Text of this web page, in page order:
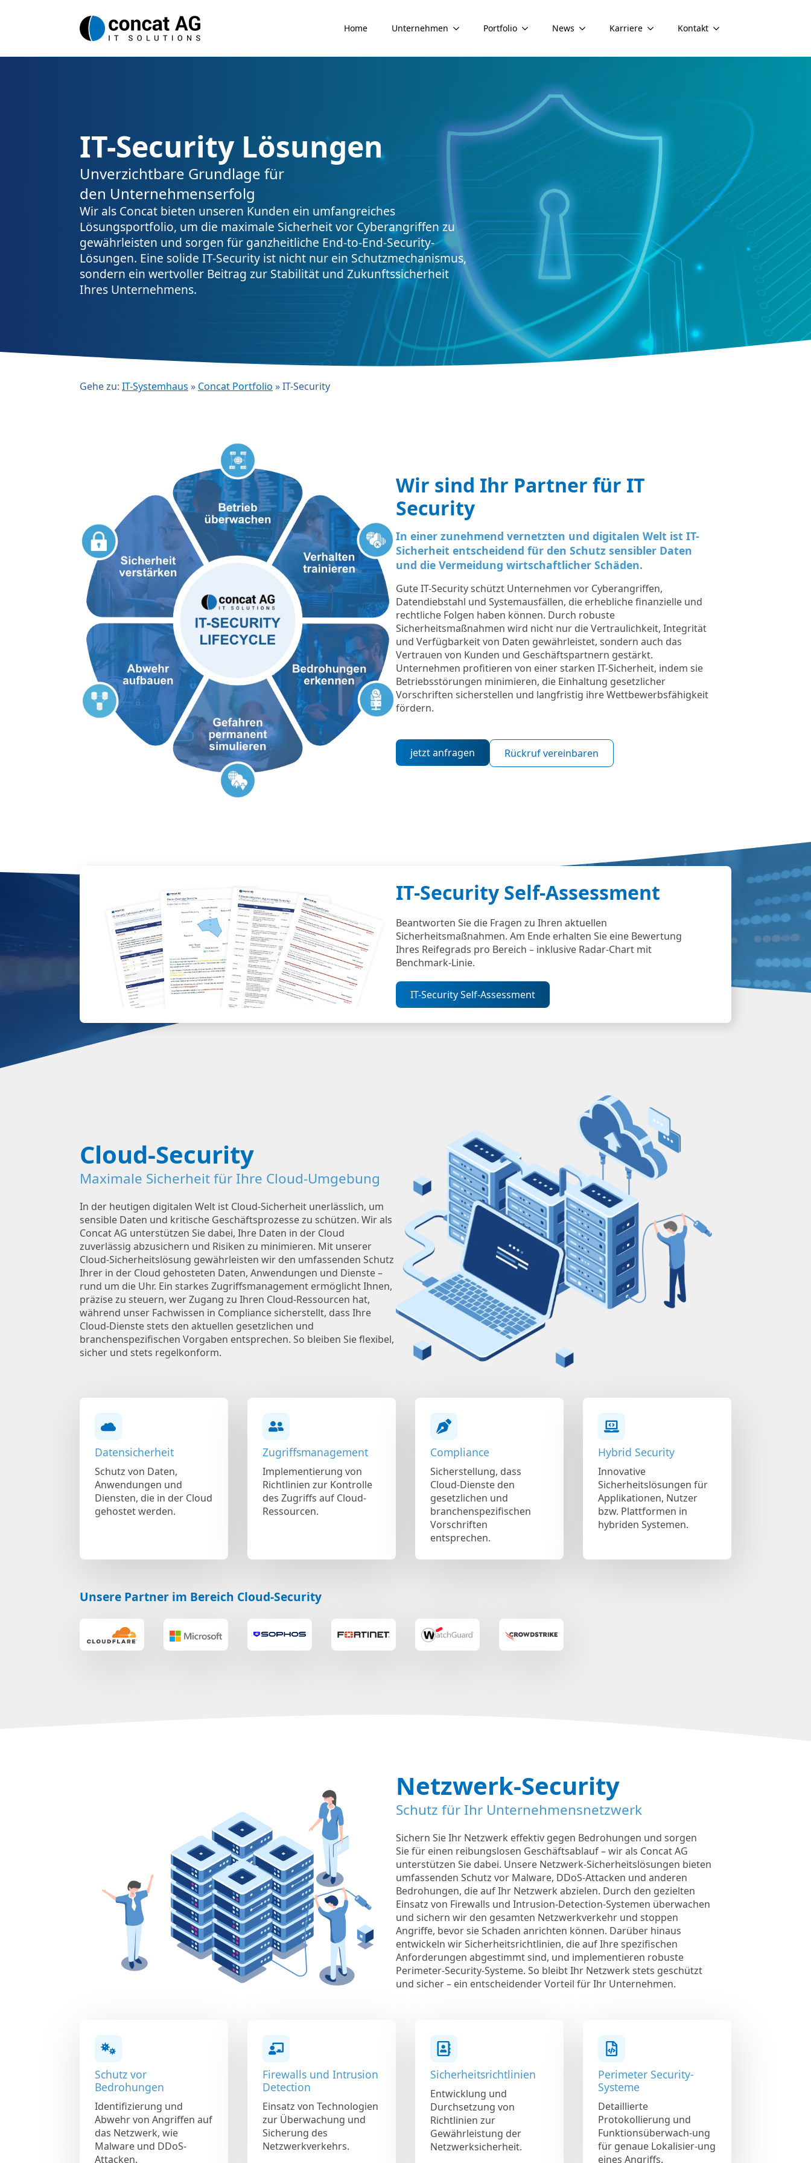
Home Unternehmen Portfolio News Karriere Kontakt
IT-Security Lösungen
Unverzichtbare Grundlage für
den Unternehmenserfolg
Wir als Concat bieten unseren Kunden ein umfangreiches
Lösungsportfolio, um die maximale Sicherheit vor Cyberangriffen zu
gewährleisten und sorgen für ganzheitliche End-to-End-Security-
Lösungen. Eine solide IT-Security ist nicht nur ein Schutzmechanismus,
sondern ein wertvoller Beitrag zur Stabilität und Zukunftssicherheit
Ihres Unternehmens.
Gehe zu: IT-Systemhaus » Concat Portfolio »IT-Security
Wir sind Ihr Partner für IT
Security
In einer zunehmend vernetzten und digitalen Welt ist IT-
Sicherheit entscheidend für den Schutz sensibler Daten
und die Vermeidung wirtschaftlicher Schäden.
Gute IT-Security schützt Unternehmen vor Cyberangriffen,
Datendiebstahl und Systemausfällen, die erhebliche finanzielle und
rechtliche Folgen haben können. Durch robuste
Sicherheitsmaßnahmen wird nicht nur die Vertraulichkeit, Integrität
und Verfügbarkeit von Daten gewährleistet, sondern auch das
Vertrauen von Kunden und Geschäftspartnern gestärkt.
Unternehmen profitieren von einer starken IT-Sicherheit, indem sie
Betriebsstörungen minimieren, die Einhaltung gesetzlicher
Vorschriften sicherstellen und langfristig ihre Wettbewerbsfähigkeit
fördern.
jetzt anfragen Rückruf vereinbaren
IT-Security Self-Assessment
Beantworten Sie die Fragen zu Ihren aktuellen
Sicherheitsmaßnahmen. Am Ende erhalten Sie eine Bewertung
Ihres Reifegrads pro Bereich – inklusive Radar-Chart mit
Benchmark-Linie.
IT-Security Self-Assessment
Cloud-Security
Maximale Sicherheit für Ihre Cloud-Umgebung
In der heutigen digitalen Welt ist Cloud-Sicherheit unerlässlich, um
sensible Daten und kritische Geschäftsprozesse zu schützen. Wir als
Concat AG unterstützen Sie dabei, Ihre Daten in der Cloud
zuverlässig abzusichern und Risiken zu minimieren. Mit unserer
Cloud-Sicherheitslösung gewährleisten wir den umfassenden Schutz
Ihrer in der Cloud gehosteten Daten, Anwendungen und Dienste –
rund um die Uhr. Ein starkes Zugriffsmanagement ermöglicht Ihnen,
präzise zu steuern, wer Zugang zu Ihren Cloud-Ressourcen hat,
während unser Fachwissen in Compliance sicherstellt, dass Ihre
Cloud-Dienste stets den aktuellen gesetzlichen und
branchenspezifischen Vorgaben entsprechen. So bleiben Sie flexibel,
sicher und stets regelkonform.
Datensicherheit
Schutz von Daten,
Anwendungen und
Diensten, die in der Cloud
gehostet werden.
Zugriffsmanagement
Implementierung von
Richtlinien zur Kontrolle
des Zugriffs auf Cloud-
Ressourcen.
Compliance
Sicherstellung, dass
Cloud-Dienste den
gesetzlichen und
branchenspezifischen
Vorschriften
entsprechen.
Hybrid Security
Innovative
Sicherheitslösungen für
Applikationen, Nutzer
bzw. Plattformen in
hybriden Systemen.
Unsere Partner im Bereich Cloud-Security
Netzwerk-Security
Schutz für Ihr Unternehmensnetzwerk
Sichern Sie Ihr Netzwerk effektiv gegen Bedrohungen und sorgen
Sie für einen reibungslosen Geschäftsablauf – wir als Concat AG
unterstützen Sie dabei. Unsere Netzwerk-Sicherheitslösungen bieten
umfassenden Schutz vor Malware, DDoS-Attacken und anderen
Bedrohungen, die auf Ihr Netzwerk abzielen. Durch den gezielten
Einsatz von Firewalls und Intrusion-Detection-Systemen überwachen
und sichern wir den gesamten Netzwerkverkehr und stoppen
Angriffe, bevor sie Schaden anrichten können. Darüber hinaus
entwickeln wir Sicherheitsrichtlinien, die auf Ihre spezifischen
Anforderungen abgestimmt sind, und implementieren robuste
Perimeter-Security-Systeme. So bleibt Ihr Netzwerk stets geschützt
und sicher – ein entscheidender Vorteil für Ihr Unternehmen.
Schutz vor
Bedrohungen
Identifizierung und
Abwehr von Angriffen auf
das Netzwerk, wie
Malware und DDoS-
Attacken.
Firewalls und Intrusion
Detection
Einsatz von Technologien
zur Überwachung und
Sicherung des
Netzwerkverkehrs.
Sicherheitsrichtlinien
Entwicklung und
Durchsetzung von
Richtlinien zur
Gewährleistung der
Netzwerksicherheit.
Perimeter Security-
Systeme
Detaillierte
Protokollierung und
Funktionsüberwach-ung
für genaue Lokalisier-ung
eines Angriffs.